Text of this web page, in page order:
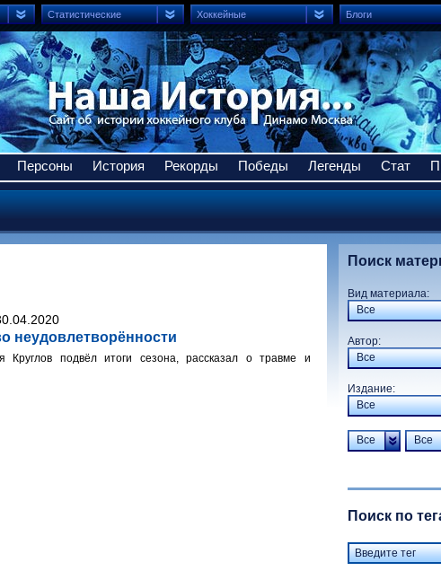
Статистические Хоккейные Блоги
Персоны История Рекорды Победы Легенды Стат
неудовлетворённости
подвёл итоги сезона, рассказал о травме и
Поиск
Вид материала:
Все
Автор:
Все
Издание:
Все
Все Все
Поиск по